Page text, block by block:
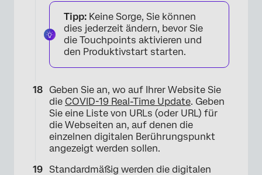
×
Tipp: Keine Sorge, Sie können
dies jederzeit ändern, bevor Sie
die Touchpoints aktivieren und
den Produktivstart starten.
Geben Sie an, wo auf Ihrer Website Sie
die COVID-19 Real-Time Update. Geben
Sie eine Liste von URLs (oder URL) für
die Webseiten an, auf denen die
einzelnen digitalen Berührungspunkt
angezeigt werden sollen.
Standardmäßig werden die digitalen